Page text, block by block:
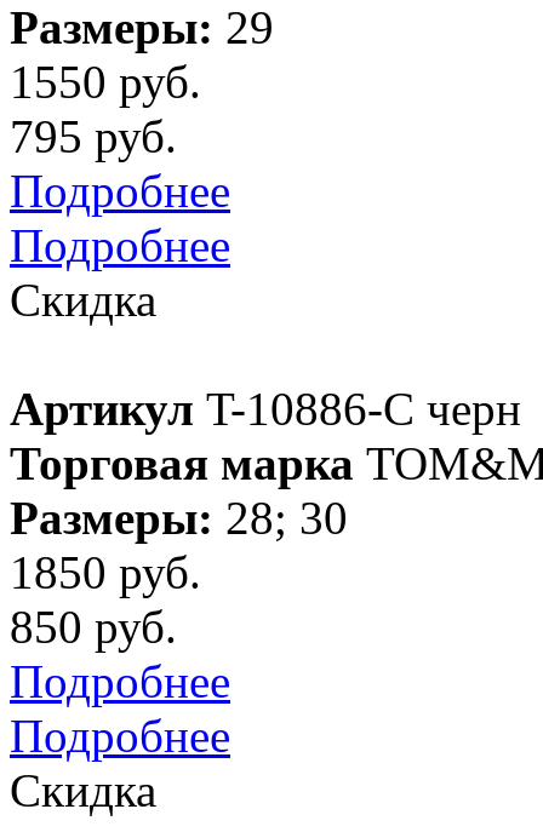
Размеры: 29
1550 руб.
795 руб.
Подробнее
Подробнее
Скидка
Артикул T-10886-C черн
Торговая марка
Размеры: 28; 30
1850 руб.
850 руб.
Подробнее
Подробнее
Скидка